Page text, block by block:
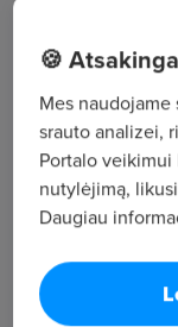
Įmonės
4
🍪
Mes
srauto analizei,
Portalo
nutylėjimą,
Daugiau